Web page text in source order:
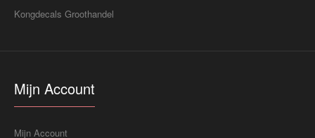
Kongdecals Groothandel
Mijn Account
Mijn Account